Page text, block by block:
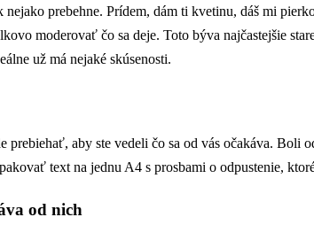
prebehne. Prídem, dám ti kvetinu, dáš mi
moderovať čo sa deje. Toto býva najčastejšie
už má nejaké skúsenosti.
aby ste vedeli čo sa od vás očakáva. Boli
text na jednu A4 s prosbami o odpustenie,
od nich